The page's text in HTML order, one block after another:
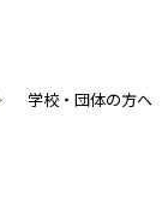
学校・団体の方へ